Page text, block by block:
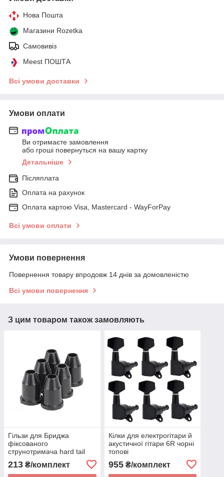
Нова Пошта
Магазини Rozetka
Самовивіз
Meest ПОШТА
Всі умови доставки
Умови оплати
Ви отримаєте замовлення
або гроші повернуться на вашу картку
Детальніше
Післяплата
Оплата на рахунок
Оплата картою Visa, Mastercard - WayForPay
Всі умови оплати
Умови повернення
Повернення товару впродовж 14 днів за домовленістю
Всі умови повернення
З цим товаром також замовляють
Гільзи для Бриджа
фіксованого
струнотримача hard tail
hardtail ЧОРНІ для гітари
електрогітари
213 ₴/комплект
Кілки для електрогітари й
акустичної гітари 6R чорні
топові
955₴/комплект